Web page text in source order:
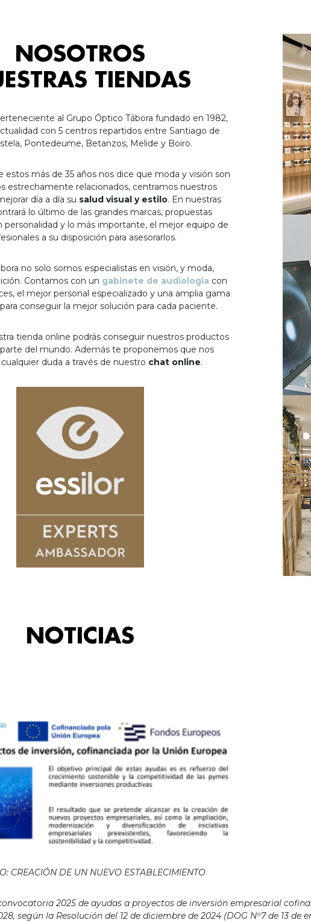
NOSOTROS
TIENDAS
al Grupo Óptico Tábora fundado en 1982,
con 5 centros repartidos entre Santiago de
Pontedeume, Betanzos, Melide y Boiro.
estos más de 35 años nos dice que moda y visión son
estrechamente relacionados, centramos nuestros
día a día su salud visual y estilo. En nuestras
lo último de las grandes marcas, propuestas
personalidad y lo más importante, el mejor equipo de
a su disposición para asesorarlos.
no solo somos especialistas en visión, y moda,
Contamos con un gabinete de audiología con
el mejor personal especializado y una amplia gama
conseguir la mejor solución para cada paciente.
tienda online podrás conseguir nuestros productos
del mundo. Además te proponemos que nos
duda a través de nuestro chat online.
NOTICIAS
CREACIÓN DE UN NUEVO ESTABLECIMIENTO
2025 de ayudas a proyectos de inversión empresarial
según la Resolución del 12 de diciembre de 2024 (DOG Nº7 de 13 de